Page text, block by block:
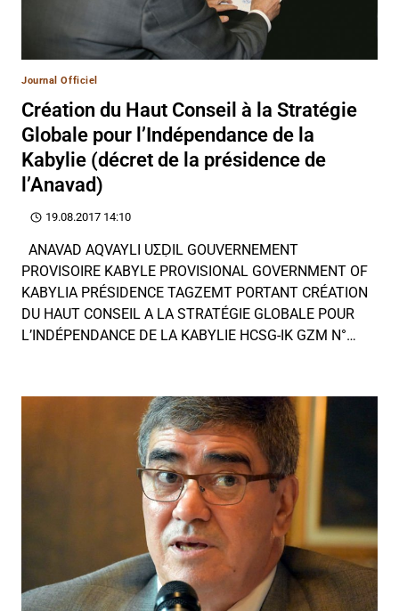
Journal Officiel
Création du Haut Conseil à la Stratégie
Globale pour l’Indépendance de la
Kabylie (décret de la présidence de
l’Anavad)
19.08.2017 14:10
ANAVAD AQVAYLI UΣḌIL GOUVERNEMENT
PROVISOIRE KABYLE PROVISIONAL GOVERNMENT OF
KABYLIA PRÉSIDENCE TAGZEMT PORTANT CRÉATION
DU HAUT CONSEIL A LA STRATÉGIE GLOBALE POUR
L’INDÉPENDANCE DE LA KABYLIE HCSG-IK GZM N°…